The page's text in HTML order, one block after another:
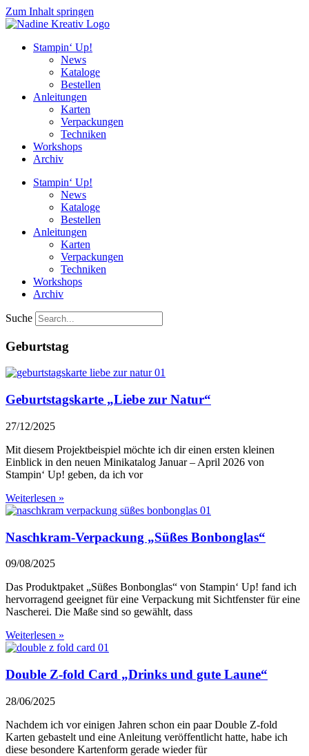
Zum Inhalt springen
Stampin‘ Up!
News
Kataloge
Bestellen
Anleitungen
Karten
Verpackungen
Techniken
Workshops
Archiv
Stampin‘ Up!
News
Kataloge
Bestellen
Anleitungen
Karten
Verpackungen
Techniken
Workshops
Archiv
Suche
Geburtstag
Geburtstagskarte „Liebe zur Natur“
27/12/2025
Mit diesem Projektbeispiel möchte ich dir einen ersten kleinen
Einblick in den neuen Minikatalog Januar – April 2026 von
Stampin‘ Up! geben, da ich vor
Weiterlesen »
Naschkram-Verpackung „Süßes Bonbonglas“
09/08/2025
Das Produktpaket „Süßes Bonbonglas“ von Stampin‘ Up! fand ich
hervorragend geeignet für eine Verpackung mit Sichtfenster für eine
Nascherei. Die Maße sind so gewählt, dass
Weiterlesen »
Double Z-fold Card „Drinks und gute Laune“
28/06/2025
Nachdem ich vor einigen Jahren schon ein paar Double Z-fold
Karten gebastelt und eine Anleitung veröffentlicht hatte, habe ich
diese besondere Kartenform gerade wieder für